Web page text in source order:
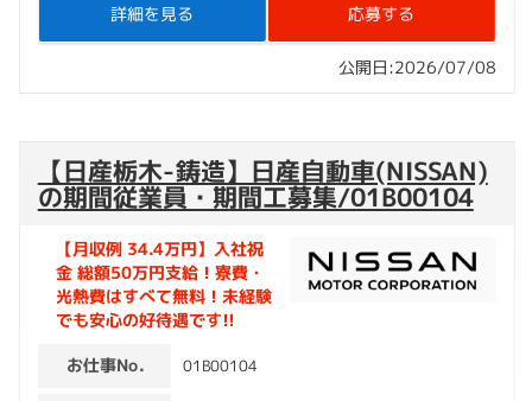
応募する
詳細を見る
公開日:2026/07/08
【日産栃木-鋳造】日産自動車(NISSAN)
の期間従業員・期間工募集/01B00104
【月収例 34.4万円】入社祝
金 総額50万円支給！寮費・
光熱費はすべて無料！未経験
でも安心の好待遇です!!
お仕事No. 01B00104